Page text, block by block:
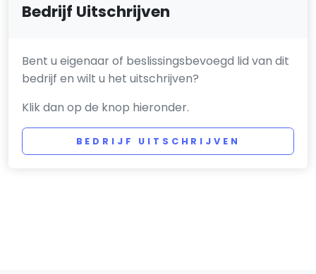
Bedrijf Uitschrijven
Bent u eigenaar of beslissingsbevoegd lid van dit
bedrijf en wilt u het uitschrijven?
Klik dan op de knop hieronder.
BEDRIJF UITSCHRIJVEN